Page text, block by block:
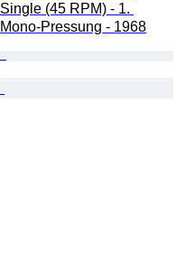
Single (45 RPM) - 1.
Mono-Pressung - 1968